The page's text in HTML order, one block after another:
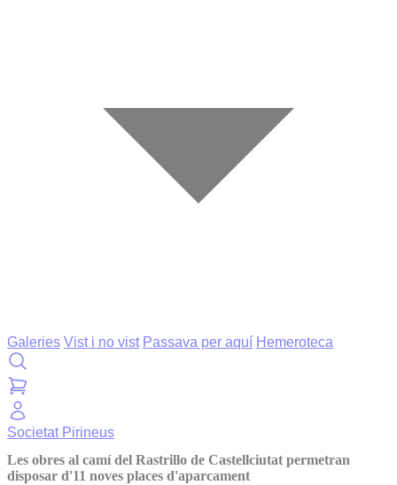
Galeries Vist i no vist Passava per aquí Hemeroteca
Societat Pirineus
Les obres al camí del Rastrillo de Castellciutat permetran
disposar d'11 noves places d'aparcament